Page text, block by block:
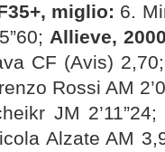
miglio: 6.
Allieve,
CF (Avis)
Rossi AM
JM 2’11”24;
Alzate AM